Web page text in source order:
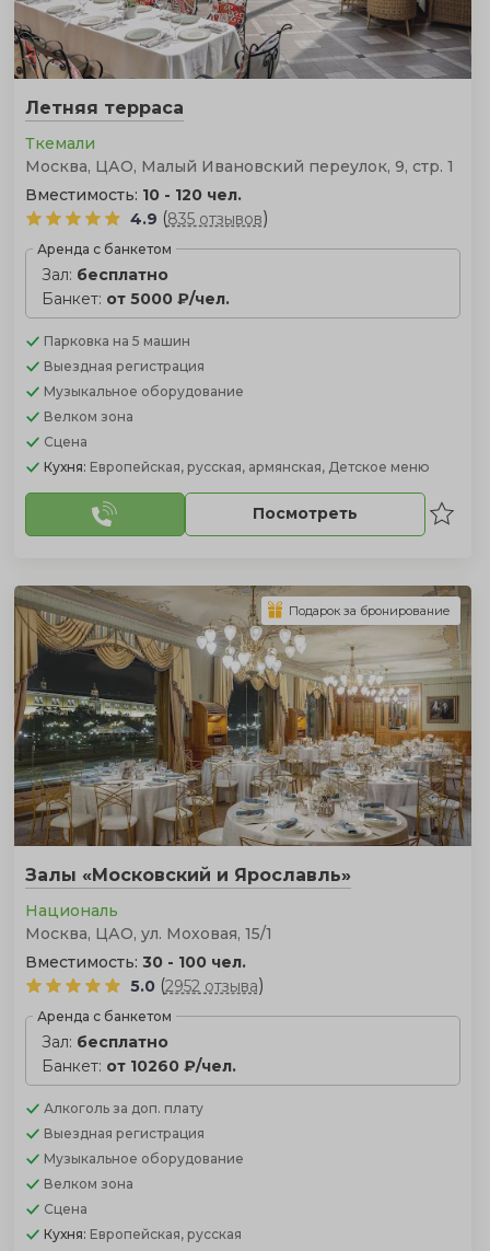
Летняя терраса
Ткемали
Москва, ЦАО, Малый Ивановский переулок, 9, стр. 1
Вместимость: 10 - 120 чел.
4.9 (835 отзывов)
Аренда с банкетом
Зал: бесплатно
Банкет: от 5000 ₽/чел.
Парковка на 5 машин
Выездная регистрация
Музыкальное оборудование
Велком зона
Сцена
Кухня: Европейская, русская, армянская, Детское меню
Посмотреть
Залы «Московский и Ярославль»
Националь
Москва, ЦАО, ул. Моховая, 15/1
Вместимость: 30 - 100 чел.
5.0 (2952 отзыва)
Аренда с банкетом
Зал: бесплатно
Банкет: от 10260 ₽/чел.
Алкоголь за доп. плату
Выездная регистрация
Музыкальное оборудование
Велком зона
Сцена
Кухня: Европейская, русская
Подарок за бронирование